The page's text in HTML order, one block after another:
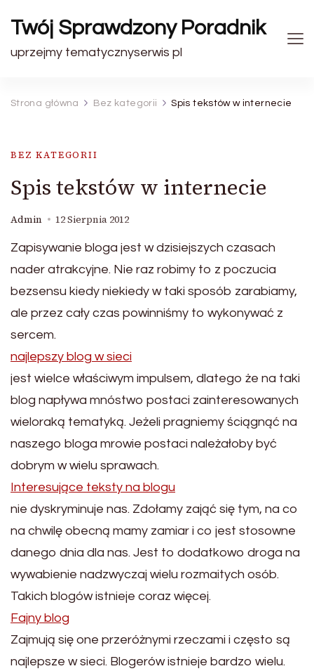
Twój Sprawdzony Poradnik
uprzejmy tematycznyserwis pl
Strona główna Bez kategorii Spis tekstów w internecie
BEZ KATEGORII
Spis tekstów w internecie
Admin 12 Sierpnia 2012
Zapisywanie bloga jest w dzisiejszych czasach
nader atrakcyjne. Nie raz robimy to z poczucia
bezsensu kiedy niekiedy w taki sposób zarabiamy,
ale przez cały czas powinniśmy to wykonywać z
sercem.
najlepszy blog w sieci
jest wielce właściwym impulsem, dlatego że na taki
blog napływa mnóstwo postaci zainteresowanych
wieloraką tematyką. Jeżeli pragniemy ściągnąć na
naszego bloga mrowie postaci należałoby być
dobrym w wielu sprawach.
Interesujące teksty na blogu
nie dyskryminuje nas. Zdołamy zająć się tym, na co
na chwilę obecną mamy zamiar i co jest stosowne
danego dnia dla nas. Jest to dodatkowo droga na
wywabienie nadzwyczaj wielu rozmaitych osób.
Takich blogów istnieje coraz więcej.
Fajny blog
Zajmują się one przeróżnymi rzeczami i często są
najlepsze w sieci. Blogerów istnieje bardzo wielu.